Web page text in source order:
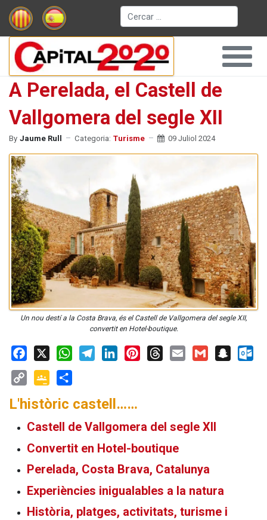
Cerca
A Perelada, el Castell de
Vallgomera del segle XII
By Jaume Rull Categoria: Turisme 09 Juliol 2024
Un nou destí a la Costa Brava, és el Castell de Vallgomera del segle XII,
convertit en Hotel-boutique.
Facebook
X WhatsApp
Link Classroom
L'històric castell……
Castell de Vallgomera del segle XII
Convertit en Hotel-boutique
Perelada, Costa Brava, Catalunya
Experiències inigualables a la natura
Història, platges, activitats, turisme i